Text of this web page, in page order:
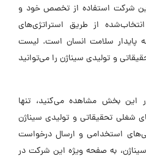
شرکت استفاده از تخصص خود و
از طریق استراتژی‌های
پایدار سلامت انسان است. لیست
و تولیدی سیناژن را می‌توانید
بخش مشاهده می‌کنید، تنها
شغلی تحقیقاتی و تولیدی سیناژن
استخدامی و ارسال درخواست
به صفحه ویژه این شرکت در